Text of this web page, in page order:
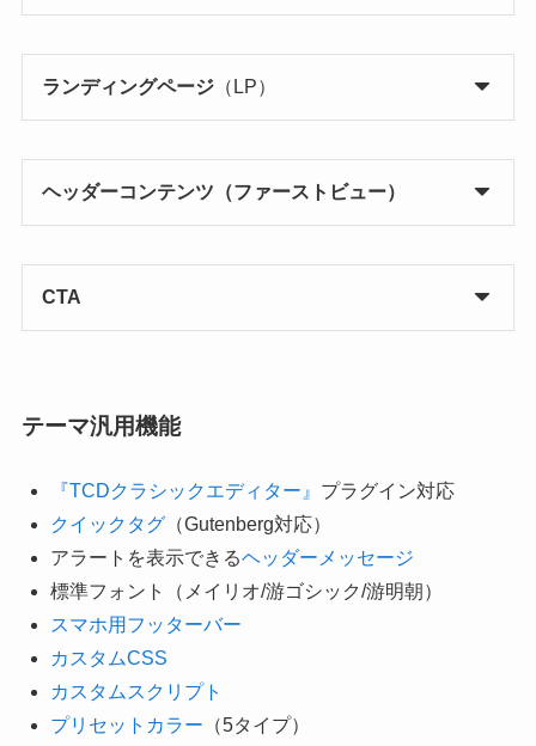
ランディングページ（LP）
ヘッダーコンテンツ（ファーストビュー）
CTA
テーマ汎用機能
『TCDクラシックエディター』 プラグイン対応
クイックタグ（Gutenberg対応）
アラートを表示できるヘッダーメッセージ
標準フォント（メイリオ/游ゴシック/游明朝）
スマホ用フッターバー
カスタムCSS
カスタムスクリプト
プリセットカラー （5タイプ）